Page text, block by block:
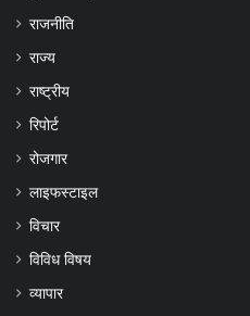
राजनीति
राज्य
राष्ट्रीय
रिपोर्ट
रोजगार
लाइफस्टाइल
विचार
विविध विषय
व्यापार